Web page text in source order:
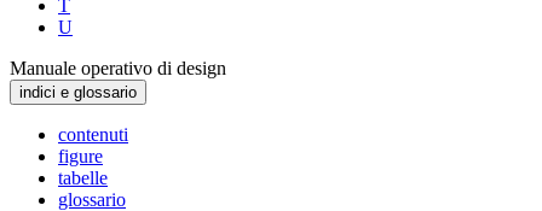
T
U
Manuale operativo di design
indici e glossario
contenuti
figure
tabelle
glossario